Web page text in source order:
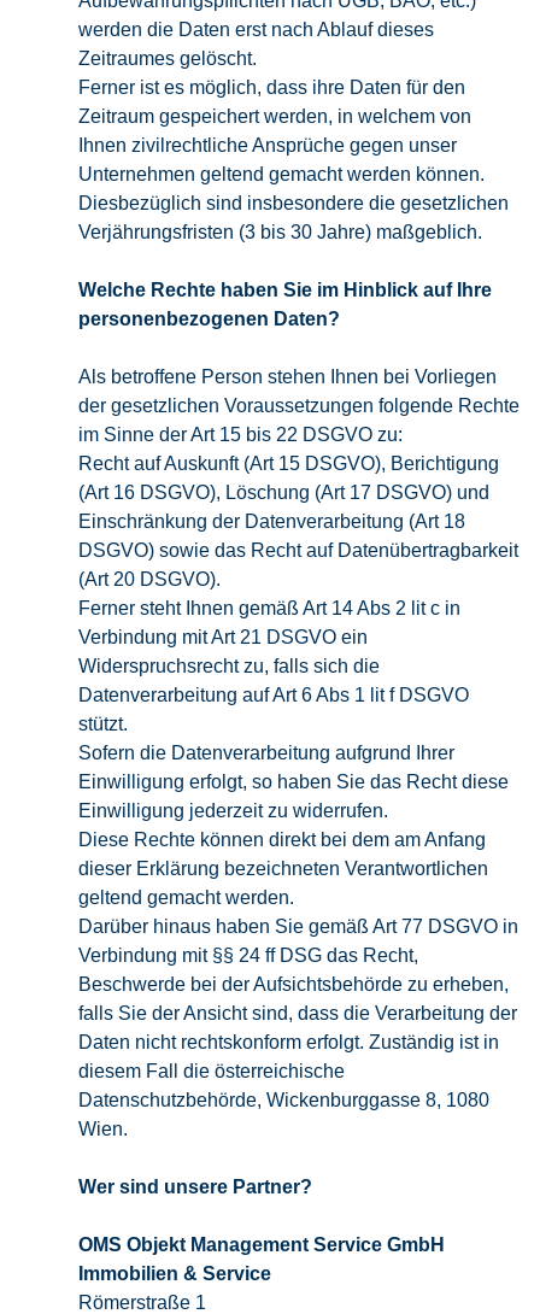
werden die Daten erst nach Ablauf dieses
Zeitraumes gelöscht.
Ferner ist es möglich, dass ihre Daten für den
Zeitraum gespeichert werden, in welchem von
Ihnen zivilrechtliche Ansprüche gegen unser
Unternehmen geltend gemacht werden können.
Diesbezüglich sind insbesondere die gesetzlichen
Verjährungsfristen (3 bis 30 Jahre) maßgeblich.
Welche Rechte haben Sie im Hinblick auf Ihre
personenbezogenen Daten?
Als betroffene Person stehen Ihnen bei Vorliegen
der gesetzlichen Voraussetzungen folgende Rechte
im Sinne der Art 15 bis 22 DSGVO zu:
Recht auf Auskunft (Art 15 DSGVO), Berichtigung
(Art 16 DSGVO), Löschung (Art 17 DSGVO) und
Einschränkung der Datenverarbeitung (Art 18
DSGVO) sowie das Recht auf Datenübertragbarkeit
(Art 20 DSGVO).
Ferner steht Ihnen gemäß Art 14 Abs 2 lit c in
Verbindung mit Art 21 DSGVO ein
Widerspruchsrecht zu, falls sich die
Datenverarbeitung auf Art 6 Abs 1 lit f DSGVO
stützt.
Sofern die Datenverarbeitung aufgrund Ihrer
Einwilligung erfolgt, so haben Sie das Recht diese
Einwilligung jederzeit zu widerrufen.
Diese Rechte können direkt bei dem am Anfang
dieser Erklärung bezeichneten Verantwortlichen
geltend gemacht werden.
Darüber hinaus haben Sie gemäß Art 77 DSGVO in
Verbindung mit §§ 24 ff DSG das Recht,
Beschwerde bei der Aufsichtsbehörde zu erheben,
falls Sie der Ansicht sind, dass die Verarbeitung der
Daten nicht rechtskonform erfolgt. Zuständig ist in
diesem Fall die österreichische
Datenschutzbehörde, Wickenburggasse 8, 1080
Wien.
Wer sind unsere Partner?
OMS Objekt Management Service GmbH
Immobilien & Service
Römerstraße 1